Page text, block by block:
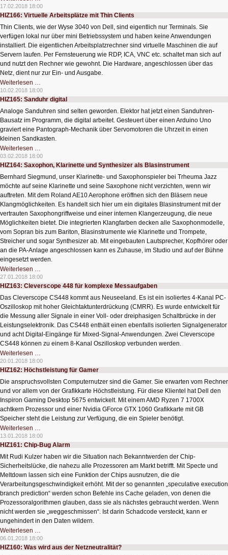
Logik
Analyse
auch
wenig
Geld
17.02.2018 18:00
HIZ166: Virtuelle Arbeitsplätze mit Thin Clients
Thin Clients, wie der Wyse 3040 von Dell, sind eigentlich nur Terminals. Sie
verfügen lokal nur über mini Betriebssystem und haben keine Anwendungen
installiert. Die eigentlichen Arbeitsplatzrechner sind virtuelle Maschinen die auf
Servern laufen. Per Fernsteuerung wie RDP, ICA, VNC etc. schaltet man sich auf
und nutzt den Rechner wie gewohnt. Die Hardware, angeschlossen über das
Netz, dient nur zur Ein- und Ausgabe.
Weiterlesen …
Virtuelle
Arbeitsplätze
mit
Clients
10.02.2018 18:00
HIZ165: Sanduhr digital
Analoge Sanduhren sind selten geworden. Elektor hat jetzt einen Sanduhren-
Bausatz im Programm, die digital arbeitet. Gesteuert über einen Arduino Uno
graviert eine Pantograph-Mechanik über Servomotoren die Uhrzeit in einen
kleinen Sandkasten.
Weiterlesen …
Sanduhr
digital
03.02.2018 18:00
HIZ164: Saxophon, Klarinette und Synthesizer als Blasinstrument
Bernhard Siegmund, unser Klarinette- und Saxophonspieler bei Trheuma Jazz
möchte auf seine Klarinette und seine Saxophone nicht verzichten, wenn wir
auftreten. Mit dem Roland AE10 Aerophone eröffnen sich den Bläsern neue
Klangmöglichkeiten. Es handelt sich hier um ein digitales Blasinstrument mit der
vertrauten Saxophongriffweise und einer internen Klangerzeugung, die neue
Möglichkeiten bietet. Die integrierten Klangfarben decken alle Saxophonmodelle,
vom Sopran bis zum Bariton, Blasinstrumente wie Klarinette und Trompete,
Streicher und sogar Synthesizer ab. Mit eingebauten Lautsprecher, Kopfhörer oder
an die PA-Anlage angeschlossen kann es Zuhause, im Studio und auf der Bühne
eingesetzt werden.
Weiterlesen …
Saxophon,
Klarinette
und
als
Blasinstrument
27.01.2018 18:00
HIZ163: Cleverscope 448 für komplexe Messaufgaben
Das Cleverscope CS448 kommt aus Neuseeland. Es ist ein isoliertes 4-Kanal PC-
Oszilloskop mit hoher Gleichtaktunterdrückung (CMRR). Es wurde entwickelt für
die Messung aller Signale in einer Voll- oder dreiphasigen Schaltbrücke in der
Leistungselektronik. Das CS448 enthält einen ebenfalls isolierten Signalgenerator
und acht Digital-Eingänge für Mixed-Signal-Anwendungen. Zwei Cleverscope
CS448 können zu einem 8-Kanal Oszilloskop verbunden werden.
Weiterlesen …
Cleverscope
448
für
Messaufgaben
20.01.2018 18:00
HIZ162: Höchstleistung für Gamer
Die anspruchsvollsten Computernutzer sind die Gamer. Sie erwarten vom Rechner
und vor allem von der Grafikkarte Höchstleistung. Für diese Klientel hat Dell den
Inspiron Gaming Desktop 5675 entwickelt. Mit einem AMD Ryzen 7 1700X
achtkern Prozessor und einer Nvidia GForce GTX 1060 Grafikkarte mit GB
Speicher steht die Leistung zur Verfügung, die ein Spieler benötigt.
Weiterlesen …
Höchstleistung
für
Gamer
13.01.2018 18:00
HIZ161: Chip-Bug Alarm
Mit Rudi Kulzer haben wir die Situation nach Bekanntwerden der Chip-
Sicherheitslücke, die nahezu alle Prozessoren am Markt betrifft. Mit Specte und
Meltdown lassen sich eine Funktion der Chips ausnutzen, die die
Verarbeitungsgeschwindigkeit erhöht. Mit der so genannten „speculative execution
branch prediction“ werden schon Befehle ins Cache geladen, von denen die
Prozessoralgorithmen glauben, dass sie als nächstes gebraucht werden. Wenn
nicht werden sie „weggeschmissen“. Ist darin Schadcode versteckt, kann er
ungehindert in den Daten wildern.
Weiterlesen …
Chip-
Bug
Alarm
06.01.2018 18:00
HIZ160: Was wird aus der Netzneutralität?